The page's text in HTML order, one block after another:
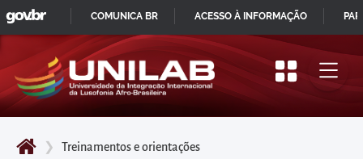
Pular
para
início
do
principal
❯ Treinamentos e orientações
IR
PARA
CONTEÚDO
GOVBR
COMUNICA BR ACESSO À INFORMAÇÃO